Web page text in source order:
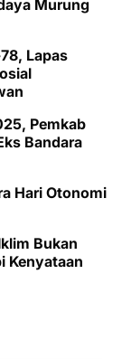
Murung
Lapas
Pemkab
Bandara
Hari Otonomi
Bukan
Kenyataan